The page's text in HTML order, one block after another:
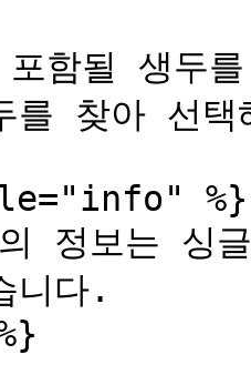
함될 생두
를 찾아 선택
%}
정보는 싱
니다.